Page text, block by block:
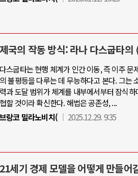
제국의 작동 방식: 라나 다스굽타의
다스굽타는 현행 체계가 인간 이동, 즉 이주 문
의 불평등을 다루는 데 무능하다고 본다. 그는
력과 도달 범위가 체계를 내부에서부터 잠식
협할 것이라 확신한다. 해법은 공존성, ...
브랑코 밀라노비치(
2025.12.29. 9:35
21세기 경제 모델을 어떻게 만들어